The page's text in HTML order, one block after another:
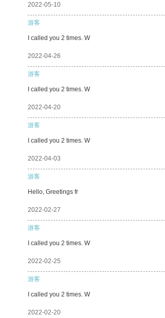
2022-05-10
游客
I called you 2 times. W
2022-04-26
游客
I called you 2 times. W
2022-04-20
游客
I called you 2 times. W
2022-04-03
游客
Hello, Greetings fr
2022-02-27
游客
I called you 2 times. W
2022-02-25
游客
I called you 2 times. W
2022-02-20